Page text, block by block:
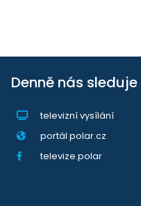
Denně nás sleduje
televizní vysílání
portál polar.cz
televize.polar